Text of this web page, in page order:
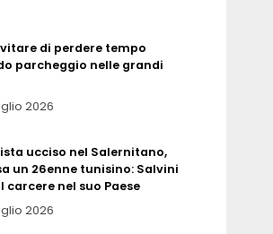
di perdere tempo
parcheggio nelle grandi
2026
ucciso nel Salernitano,
un 26enne tunisino: Salvini
carcere nel suo Paese
2026